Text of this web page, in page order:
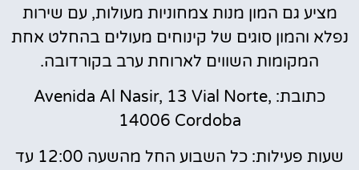
מציע גם המון מנות צמחוניות מעולות, עם שירות
נפלא והמון סוגים של קינוחים מעולים בהחלט אחת
המקומות השווים לארוחת ערב בקורדובה.
כתובת: Avenida Al Nasir, 13 Vial Norte,
14006 Cordoba
שעות פעילות: כל השבוע החל מהשעה 12:00 עד